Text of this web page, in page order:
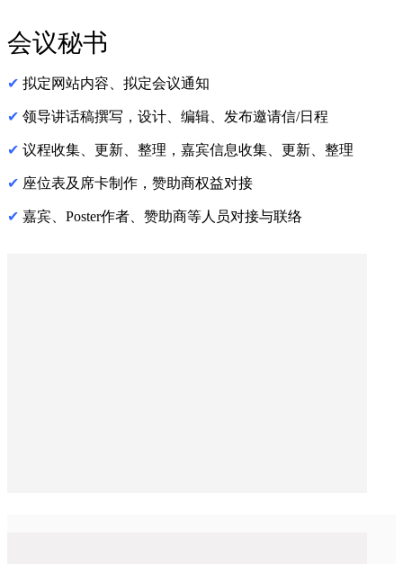
会议秘书
✔ 拟定网站内容、拟定会议通知
✔ 领导讲话稿撰写，设计、编辑、发布邀请信/日程
✔ 议程收集、更新、整理，嘉宾信息收集、更新、整理
✔ 座位表及席卡制作，赞助商权益对接
✔ 嘉宾、Poster作者、赞助商等人员对接与联络